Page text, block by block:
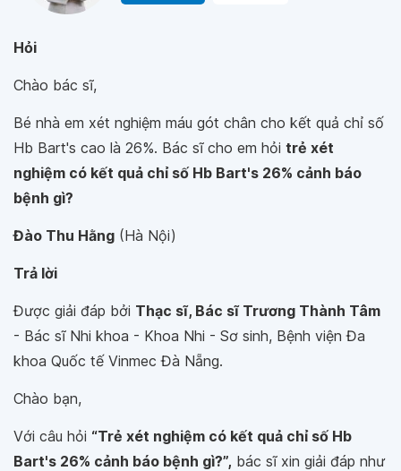
Hỏi
Chào bác sĩ,
Bé nhà em xét nghiệm máu gót chân cho kết quả chỉ số
Hb Bart's cao là 26%. Bác sĩ cho em hỏi trẻ xét
nghiệm có kết quả chỉ số Hb Bart's 26% cảnh báo
bệnh gì?
Đào Thu Hằng (Hà Nội)
Trả lời
Được giải đáp bởi Thạc sĩ, Bác sĩ Trương Thành Tâm
- Bác sĩ Nhi khoa - Khoa Nhi - Sơ sinh, Bệnh viện Đa
khoa Quốc tế Vinmec Đà Nẵng.
Chào bạn,
Với câu hỏi “Trẻ xét nghiệm có kết quả chỉ số Hb
Bart's 26% cảnh báo bệnh gì?”, bác sĩ xin giải đáp như